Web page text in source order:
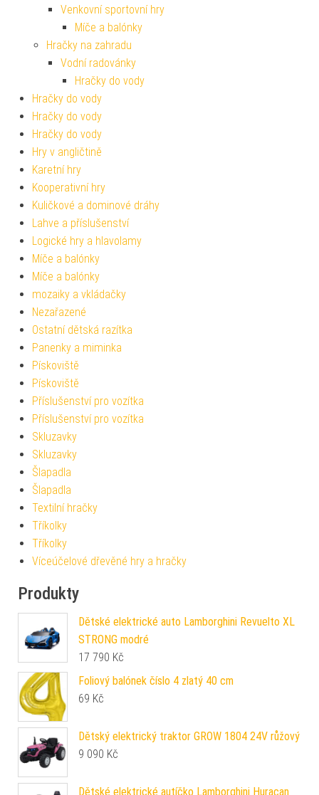
Venkovní sportovní hry
Míče a balónky
Hračky na zahradu
Vodní radovánky
Hračky do vody
Hračky do vody
Hračky do vody
Hračky do vody
Hry v angličtině
Karetní hry
Kooperativní hry
Kuličkové a dominové dráhy
Lahve a příslušenství
Logické hry a hlavolamy
Míče a balónky
Míče a balónky
mozaiky a vkládačky
Nezařazené
Ostatní dětská razítka
Panenky a miminka
Pískoviště
Pískoviště
Příslušenství pro vozítka
Příslušenství pro vozítka
Skluzavky
Skluzavky
Šlapadla
Šlapadla
Textilní hračky
Tříkolky
Tříkolky
Víceúčelové dřevěné hry a hračky
Produkty
Dětské elektrické auto Lamborghini Revuelto XL
STRONG modré
17 790 Kč
Foliový balónek číslo 4 zlatý 40 cm
69 Kč
Dětský elektrický traktor GROW 1804 24V růžový
9 090 Kč
Dětské elektrické autíčko Lamborghini Huracan